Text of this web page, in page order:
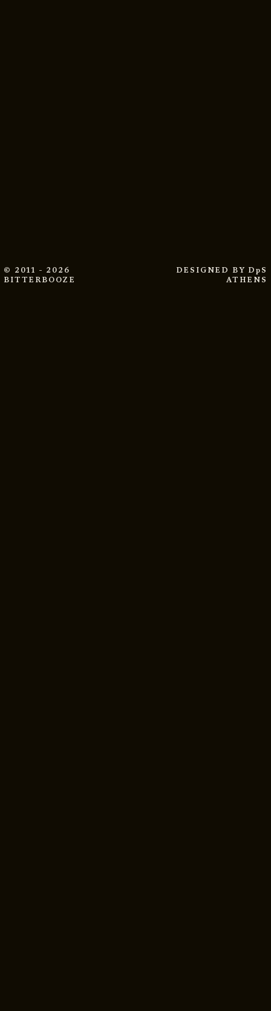
© 2011 - 2026
BITTERBOOZE
DESIGNED BY DpS
ATHENS